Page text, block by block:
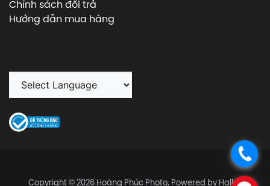
.
Chính sách đổi trả
Hướng dẫn mua hàng
Copyright © 2026 Hoàng Phúc Photo, Powered by Halley